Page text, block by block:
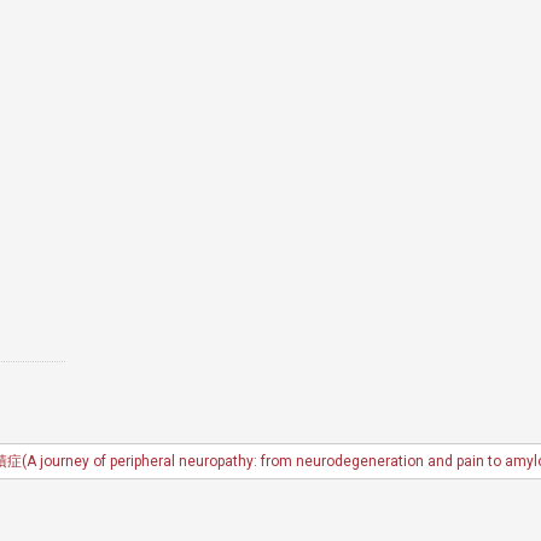
症(A journey of peripheral neuropathy: from neurodegeneration and pain to